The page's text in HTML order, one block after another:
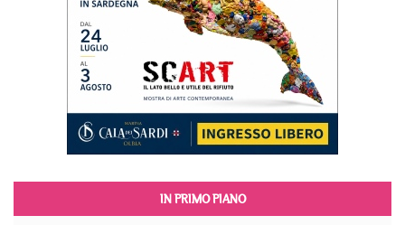
IN PRIMO PIANO